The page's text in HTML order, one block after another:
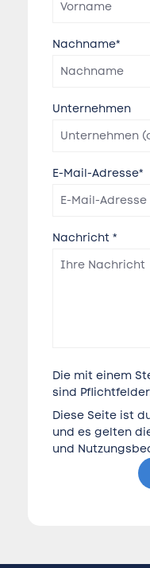
Nachname*
Unternehmen
E-Mail-Adresse*
Nachricht *
Die mit einem
sind
Diese Seite ist
und es gelten
und